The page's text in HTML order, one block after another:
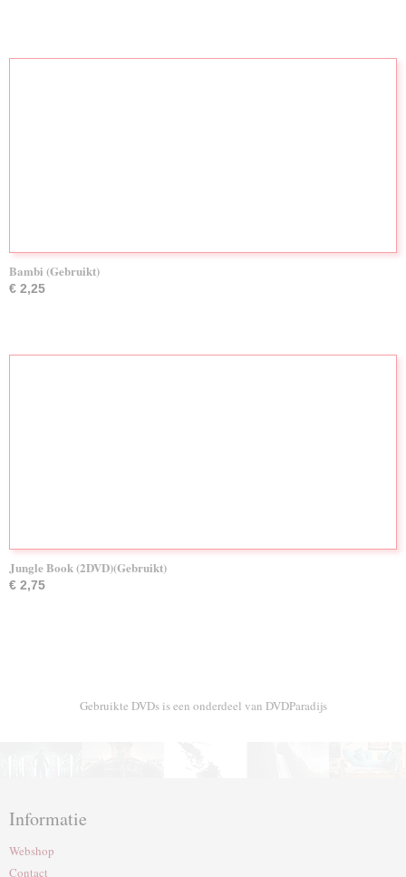
Bambi (Gebruikt)
€ 2,25
Jungle Book (2DVD)(Gebruikt)
€ 2,75
Gebruikte DVDs is een onderdeel van DVDParadijs
Informatie
Webshop
Contact